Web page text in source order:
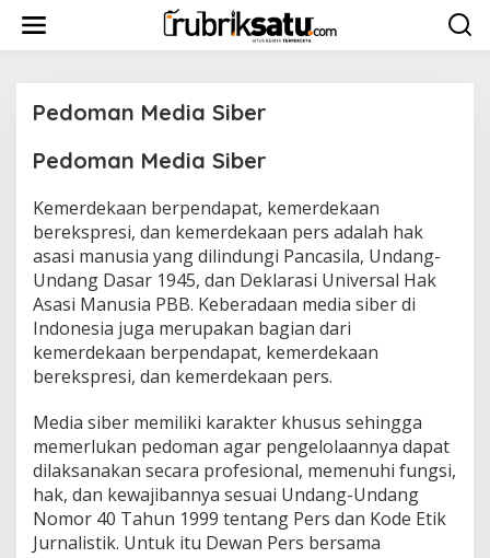
w
Pedoman Media Siber
/
0
2
/
0
1
8
O
L
E
H
D
K
S
Pedoman Media Siber
M
A
Y
2
6
0
2
1
B
E
A
K
S
I
Kemerdekaan berpendapat, kemerdekaan
berekspresi, dan kemerdekaan pers adalah hak
asasi manusia yang dilindungi Pancasila, Undang-
Undang Dasar 1945, dan Deklarasi Universal Hak
Asasi Manusia PBB. Keberadaan media siber di
Indonesia juga merupakan bagian dari
kemerdekaan berpendapat, kemerdekaan
berekspresi, dan kemerdekaan pers.
Media siber memiliki karakter khusus sehingga
memerlukan pedoman agar pengelolaannya dapat
dilaksanakan secara profesional, memenuhi fungsi,
hak, dan kewajibannya sesuai Undang-Undang
Nomor 40 Tahun 1999 tentang Pers dan Kode Etik
Jurnalistik. Untuk itu Dewan Pers bersama